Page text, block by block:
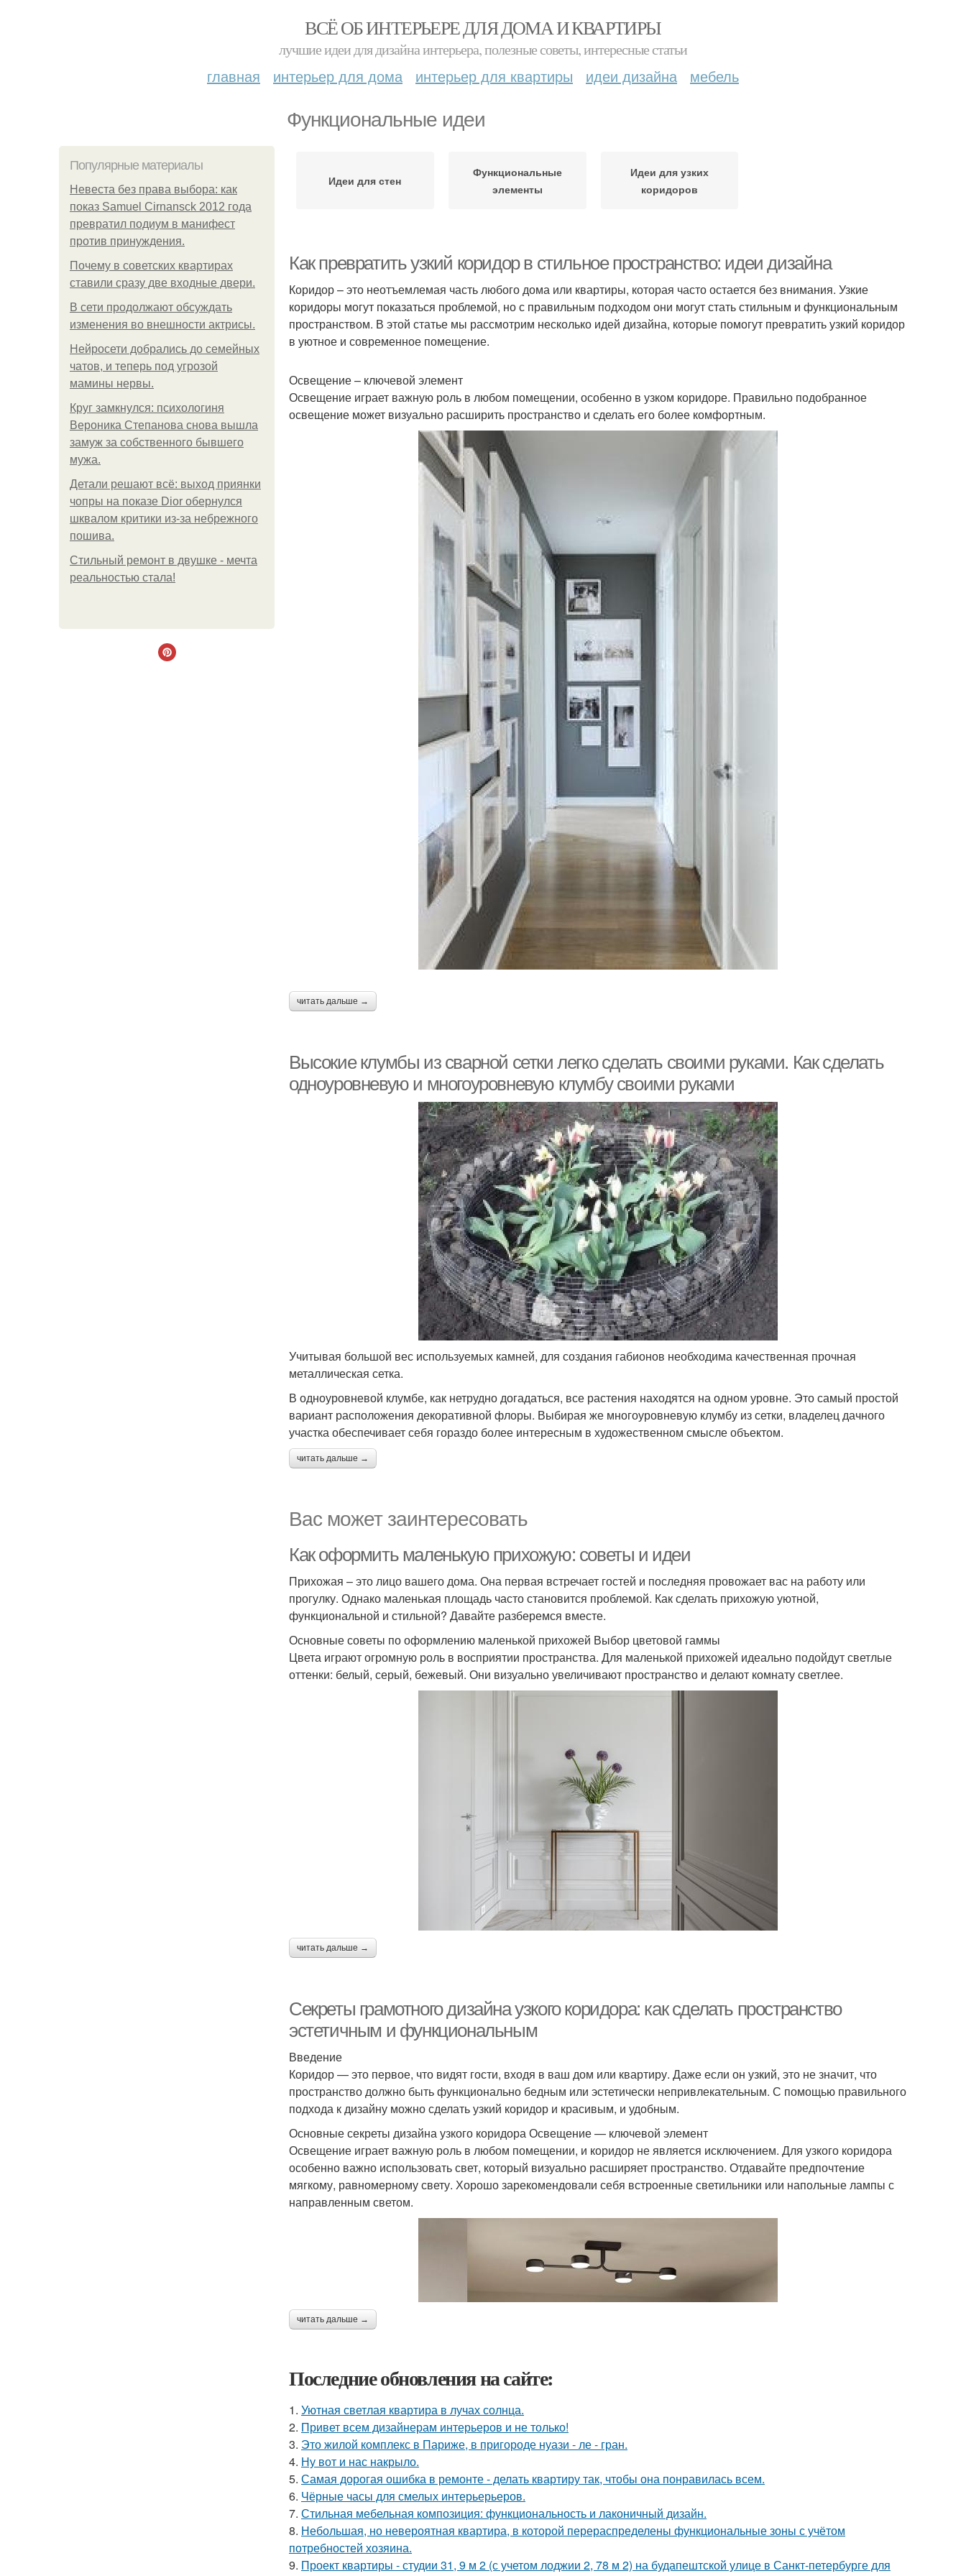
ВСЁ ОБ ИНТЕРЬЕРЕ ДЛЯ ДОМА И КВАРТИРЫ
лучшие идеи для дизайна интерьера, полезные советы, интересные статьи
главная интерьер для дома интерьер для квартиры идеи дизайна мебель
Функциональные идеи
Популярные материалы
Невеста без права выбора: как
показ Samuel Cirnansck 2012 года
превратил подиум в манифест
против принуждения.
Почему в советских квартирах
ставили сразу две входные двери.
В сети продолжают обсуждать
изменения во внешности актрисы.
Нейросети добрались до семейных
чатов, и теперь под угрозой
мамины нервы.
Круг замкнулся: психологиня
Вероника Степанова снова вышла
замуж за собственного бывшего
мужа.
Детали решают всё: выход приянки
чопры на показе Dior обернулся
шквалом критики из-за небрежного
пошива.
Стильный ремонт в двушке - мечта
реальностью стала!
Идеи для стен
Функциональные
элементы
Идеи для узких
коридоров
Как превратить узкий коридор в стильное пространство: идеи дизайна
Коридор – это неотъемлемая часть любого дома или квартиры, которая часто остается без внимания. Узкие
коридоры могут показаться проблемой, но с правильным подходом они могут стать стильным и функциональным
пространством. В этой статье мы рассмотрим несколько идей дизайна, которые помогут превратить узкий коридор
в уютное и современное помещение.
Освещение – ключевой элемент
Освещение играет важную роль в любом помещении, особенно в узком коридоре. Правильно подобранное
освещение может визуально расширить пространство и сделать его более комфортным.
читать дальше →
Высокие клумбы из сварной сетки легко сделать своими руками. Как сделать
одноуровневую и многоуровневую клумбу своими руками
Учитывая большой вес используемых камней, для создания габионов необходима качественная прочная
металлическая сетка.
В одноуровневой клумбе, как нетрудно догадаться, все растения находятся на одном уровне. Это самый простой
вариант расположения декоративной флоры. Выбирая же многоуровневую клумбу из сетки, владелец дачного
участка обеспечивает себя гораздо более интересным в художественном смысле объектом.
читать дальше →
Вас может заинтересовать
Как оформить маленькую прихожую: советы и идеи
Прихожая – это лицо вашего дома. Она первая встречает гостей и последняя провожает вас на работу или
прогулку. Однако маленькая площадь часто становится проблемой. Как сделать прихожую уютной,
функциональной и стильной? Давайте разберемся вместе.
Основные советы по оформлению маленькой прихожей Выбор цветовой гаммы
Цвета играют огромную роль в восприятии пространства. Для маленькой прихожей идеально подойдут светлые
оттенки: белый, серый, бежевый. Они визуально увеличивают пространство и делают комнату светлее.
читать дальше →
Секреты грамотного дизайна узкого коридора: как сделать пространство
эстетичным и функциональным
Введение
Коридор — это первое, что видят гости, входя в ваш дом или квартиру. Даже если он узкий, это не значит, что
пространство должно быть функционально бедным или эстетически непривлекательным. С помощью правильного
подхода к дизайну можно сделать узкий коридор и красивым, и удобным.
Основные секреты дизайна узкого коридора Освещение — ключевой элемент
Освещение играет важную роль в любом помещении, и коридор не является исключением. Для узкого коридора
особенно важно использовать свет, который визуально расширяет пространство. Отдавайте предпочтение
мягкому, равномерному свету. Хорошо зарекомендовали себя встроенные светильники или напольные лампы с
направленным светом.
читать дальше →
Последние обновления на сайте:
1. Уютная светлая квартира в лучах солнца.
2. Привет всем дизайнерам интерьеров и не только!
3. Это жилой комплекс в Париже, в пригороде нуази - ле - гран.
4. Ну вот и нас накрыло.
5. Самая дорогая ошибка в ремонте - делать квартиру так, чтобы она понравилась всем.
6. Чёрные часы для смелых интерьерьеров.
7. Стильная мебельная композиция: функциональность и лаконичный дизайн.
8. Небольшая, но невероятная квартира, в которой перераспределены функциональные зоны с учётом
потребностей хозяина.
9. Проект квартиры - студии 31, 9 м 2 (с учетом лоджии 2, 78 м 2) на будапештской улице в Санкт-петербурге для